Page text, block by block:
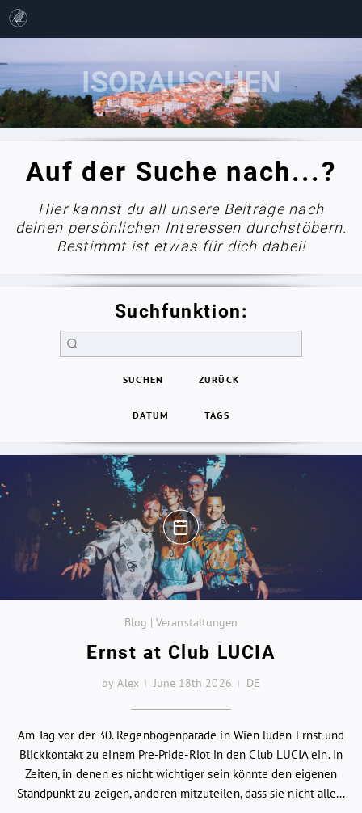
Auf der Suche nach...?
Hier kannst du all unsere Beiträge nach
deinen persönlichen Interessen durchstöbern.
Bestimmt ist etwas für dich dabei!
Suchfunktion:
SUCHEN ZURÜCK
DATUM TAGS
Blog | Veranstaltungen
Ernst at Club LUCIA
by Alex June 18th 2026 DE
Am Tag vor der 30. Regenbogenparade in Wien luden Ernst und
Blickkontakt zu einem Pre-Pride-Riot in den Club LUCIA ein. In
Zeiten, in denen es nicht wichtiger sein könnte den eigenen
Standpunkt zu zeigen, anderen mitzuteilen, dass sie nicht alle...